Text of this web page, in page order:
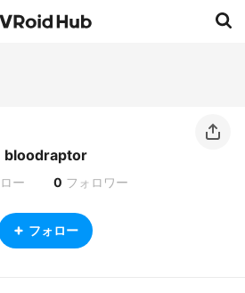
bloodraptor
ー 0 フォロワー
フォロー